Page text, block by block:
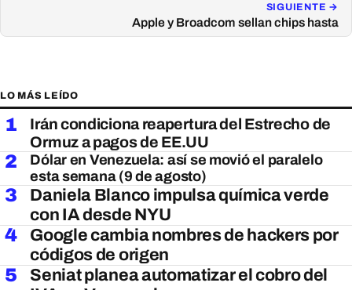
SIGUIENTE →
Apple y Broadcom sellan chips hasta
LO MÁS LEÍDO
1
Irán condiciona reapertura del Estrecho de
Ormuz a pagos de EE.UU
2
Dólar en Venezuela: así se movió el paralelo
esta semana (9 de agosto)
3
Daniela Blanco impulsa química verde
con IA desde NYU
4
Google cambia nombres de hackers por
códigos de origen
5
Seniat planea automatizar el cobro del